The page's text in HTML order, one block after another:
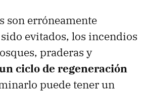
son erróneamente
evitados, los incendios
praderas y
ciclo de regeneración
puede tener un